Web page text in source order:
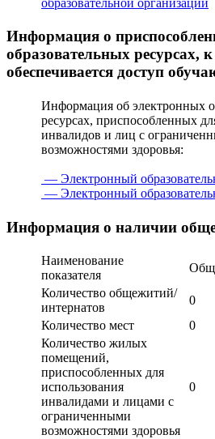
Информация о
образовательных ресурсах,
обеспечивается доступ
Информация об электронных
ресурсах, приспособленных
инвалидов и лиц с
возможностями здоровья:
— Электронный
— Электронный
Информация о наличии
Наименование
показателя
Количество общежитий/
интернатов
0
Количество мест
0
Количество жилых
помещений,
приспособленных для
использования
инвалидами и лицами с
ограниченными
возможностями здоровья
0